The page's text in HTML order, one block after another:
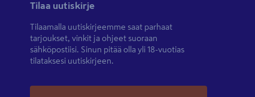
Tilaa uutiskirje
Tilaamalla uutiskirjeemme saat parhaat
tarjoukset, vinkit ja ohjeet suoraan
sähköpostiisi. Sinun pitää olla yli 18-vuotias
tilataksesi uutiskirjeen.